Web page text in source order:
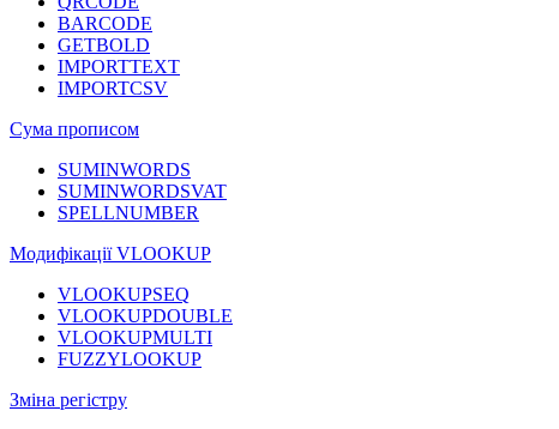
BARCODE
GETBOLD
IMPORTTEXT
IMPORTCSV
Сума прописом
SUMINWORDS
SUMINWORDSVAT
SPELLNUMBER
Модифікації VLOOKUP
VLOOKUPSEQ
VLOOKUPDOUBLE
VLOOKUPMULTI
FUZZYLOOKUP
Зміна регістру